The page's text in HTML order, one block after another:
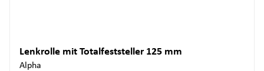
Lenkrolle mit Totalfeststeller 125 mm
Alpha